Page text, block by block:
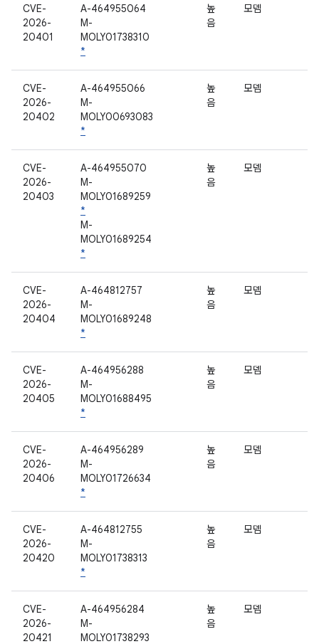
CVE-
2026-
20401
A-464955064
M-
MOLY01738310
*
높
음
모뎀
CVE-
2026-
20402
A-464955066
M-
MOLY00693083
*
높
음
모뎀
CVE-
2026-
20403
A-464955070
M-
MOLY01689259
*
M-
MOLY01689254
*
높
음
모뎀
CVE-
2026-
20404
A-464812757
M-
MOLY01689248
*
높
음
모뎀
CVE-
2026-
20405
A-464956288
M-
MOLY01688495
*
높
음
모뎀
CVE-
2026-
20406
A-464956289
M-
MOLY01726634
*
높
음
모뎀
CVE-
2026-
20420
A-464812755
M-
MOLY01738313
*
높
음
모뎀
CVE-
2026-
20421
A-464956284
M-
MOLY01738293
높
음
모뎀